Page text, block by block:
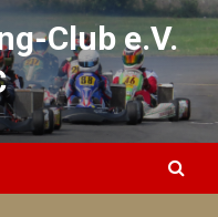
Club e.V.